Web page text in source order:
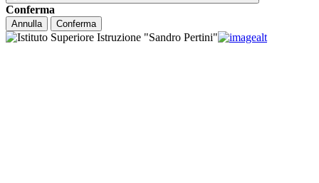
Conferma
Annulla Conferma